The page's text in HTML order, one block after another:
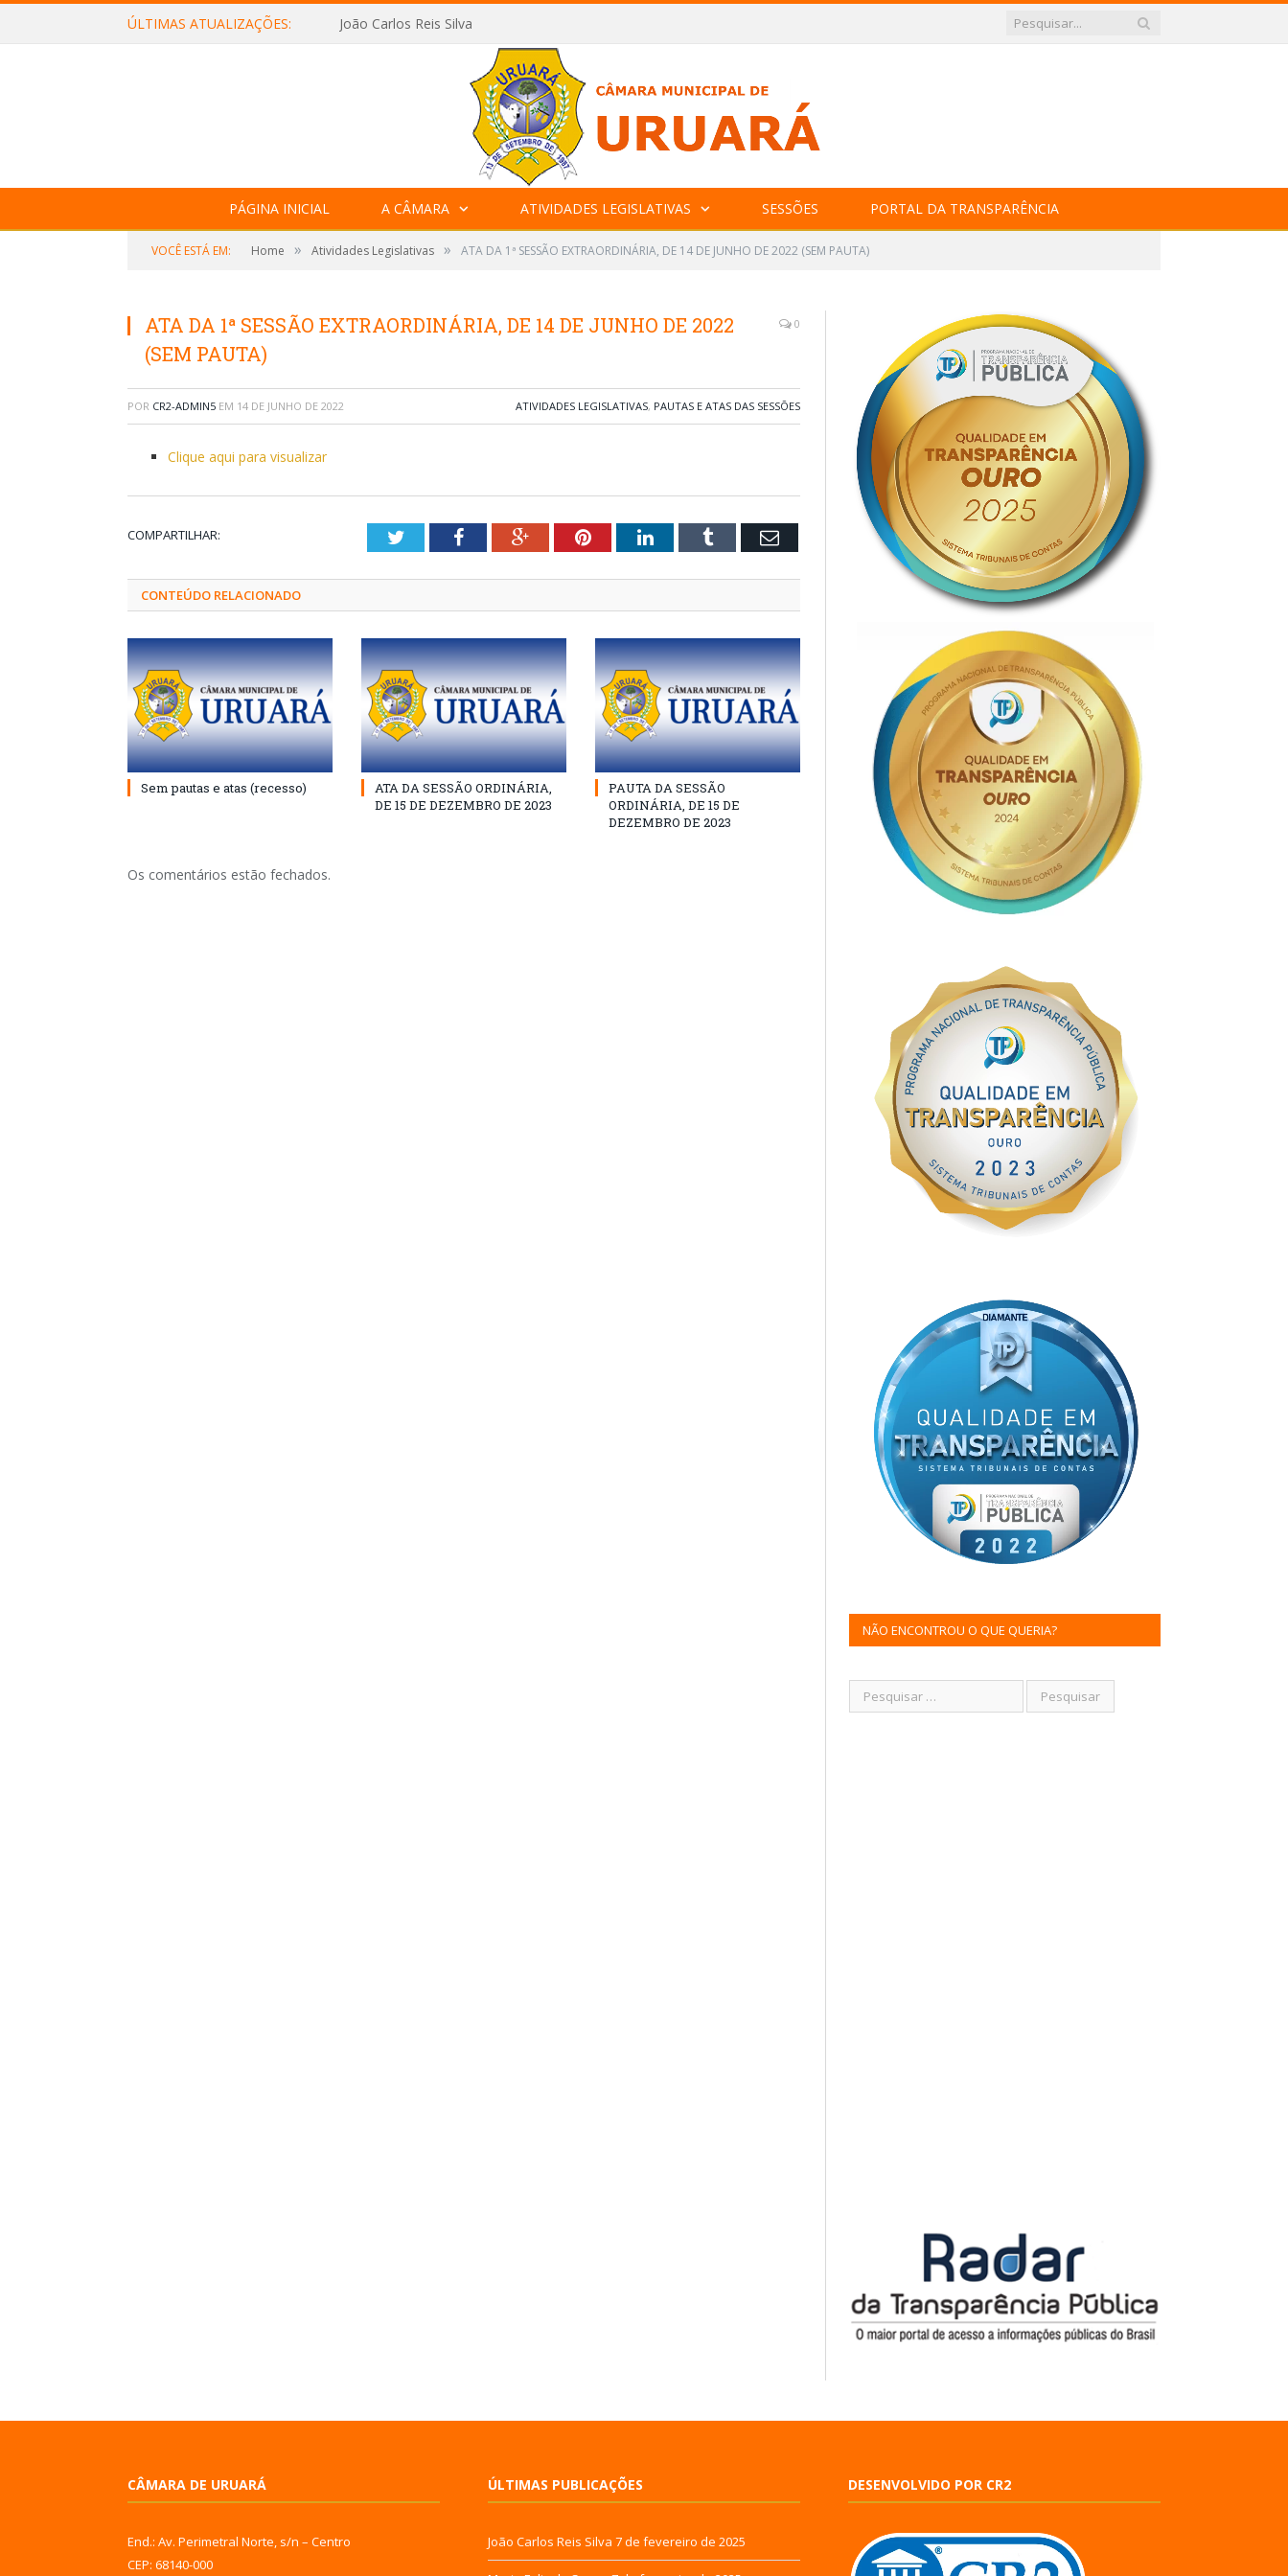
ÚLTIMAS ATUALIZAÇÕES: João Carlos Reis Silva
PÁGINA INICIAL A CÂMARA ATIVIDADES LEGISLATIVAS SESSÕES PORTAL DA TRANSPARÊNCIA
VOCÊ ESTÁ EM: Home » Atividades Legislativas » ATA DA 1ª SESSÃO EXTRAORDINÁRIA, DE 14 DE JUNHO DE 2022 (SEM PAUTA)
ATA DA 1ª SESSÃO EXTRAORDINÁRIA, DE 14 DE JUNHO DE 2022
(SEM PAUTA)
0
POR CR2-ADMIN5 EM 14 DE JUNHO DE 2022 ATIVIDADES LEGISLATIVAS, PAUTAS E ATAS DAS SESSÕES
Clique aqui para visualizar
COMPARTILHAR: TwitterFacebookGoogle+PinterestLinkedInTumblr Email
CONTEÚDO RELACIONADO
Sem pautas e atas (recesso)
ATA DA SESSÃO ORDINÁRIA,
DE 15 DE DEZEMBRO DE 2023
PAUTA DA SESSÃO
ORDINÁRIA, DE 15 DE
DEZEMBRO DE 2023
Os comentários estão fechados.
NÃO ENCONTROU O QUE QUERIA?
CÂMARA DE URUARÁ
End.: Av. Perimetral Norte, s/n – Centro
CEP: 68140-000
ÚLTIMAS PUBLICAÇÕES
João Carlos Reis Silva 7 de fevereiro de 2025
DESENVOLVIDO POR CR2